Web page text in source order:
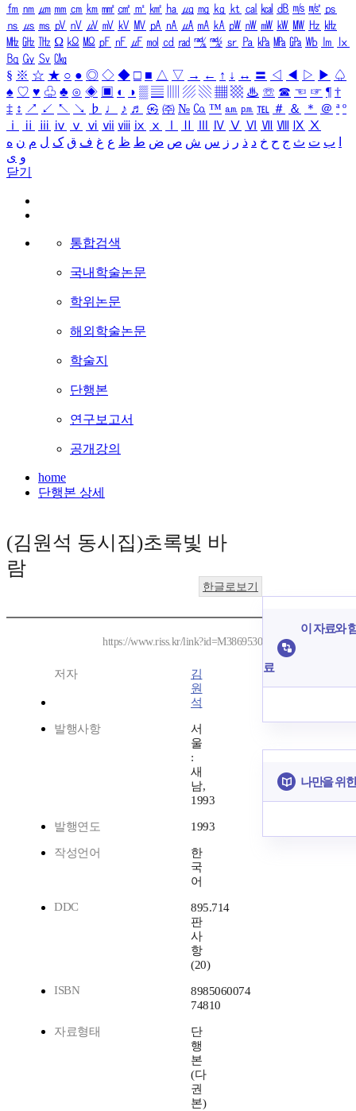
㎙ ㎚ ㎛ ㎜ ㎝ ㎞ ㎟ ㎠ ㎡ ㎢ ㏊ ㎍ ㎎ ㎏ ㏏ ㎈ ㎉ ㏈ ㎧ ㎨ ㎰
㎱ ㎲ ㎳ ㎴ ㎵ ㎶ ㎷ ㎸ ㎹ ㎀ ㎁ ㎂ ㎃ ㎄ ㎺ ㎻ ㎽ ㎾ ㎿ ㎐ ㎑
㎒ ㎓ ㎔ Ω ㏀ ㏁ ㎊ ㎋ ㎌ ㏖ ㏅ ㎭ ㎮ ㎯ ㏛ ㎩ ㎪ ㎫ ㎬ ㏝ ㏐
㏓
㏃ ㏉ ㏜ ㏆
§ ※ ☆ ★ ○ ● ◎ ◇ ◆ □ ■ △ ▽ → ← ↑ ↓ ↔ 〓 ◁ ◀ ▷ ▶ ♤
♠ ♡ ♥ ♧ ♣ ⊙ ◈ ▣ ◐ ◑ ▒ ▤ ▨ ▧ ▦ ▩ ♨ ☏ ☎ ☜ ☞ ¶ †
‡ ↕ ↗ ↙ ↖ ↘ ♭ ♩ ♪ ♬ ㉿ ㈜ № ㏇ ™ ㏂ ㏘ ℡ ＃ ＆ ＊ ＠ ª º
ⅰ
ⅱ ⅲ ⅳ ⅴ ⅵ ⅶ ⅷ ⅸ ⅹ Ⅳ Ⅴ Ⅵ Ⅶ Ⅷ Ⅸ Ⅹ
ب ت ث ج ح خ د ذ ر ز س ش ص ض ط ظ ع غ ف ق ک ل م ن ه
و ی
닫기
통합검색
국내학술논문
학위논문
해외학술논문
학술지
단행본
연구보고서
공개강의
home
단행본 상세
(김원석 동시집)초록빛 바
람
한글로보기
https://www.riss.kr/link?id=M3869530
저자
김
원
석
발행사항
서
울
:
새
남,
1993
발행연도 1993
작성언어
한
국
어
DDC
895.714
판
사
항
(20)
ISBN
8985060074
74810
자료형태
단
행
본
(다
권
본)
이 자료와
료
나만을 위